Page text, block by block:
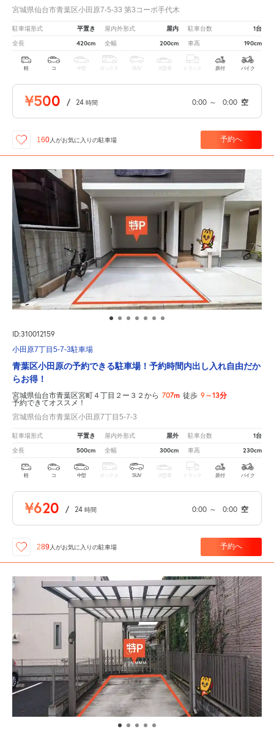
宮城県仙台市青葉区小田原7-5-33 第3コーポ手代木
駐車場形式 平置き 屋内外形式 屋内 駐車台数 1台
全長 420cm 全幅 200cm 車高 190cm
軽 コ 中型 ボックス SUV 大型車 トラック 原付 バイク
¥500 / 24 時間 0:00 ～ 0:00 空
160 人がお気に入りの駐車場 予約へ
ID:310012159
小田原7丁目5-7-3駐車場
青葉区小田原の予約できる駐車場！予約時間内出し入れ自由だか
らお得！
宮城県仙台市青葉区宮町４丁目２ー３２から 707m 徒歩 9～13分
予約できてオススメ！
宮城県仙台市青葉区小田原7丁目5-7-3
駐車場形式 平置き 屋内外形式 屋外 駐車台数 1台
全長 500cm 全幅 300cm 車高 230cm
軽 コ 中型 ボックス SUV 大型車 トラック 原付 バイク
¥620 / 24 時間 0:00 ～ 0:00 空
289 人がお気に入りの駐車場 予約へ